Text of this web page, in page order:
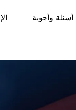
أسئلة وأجوبة